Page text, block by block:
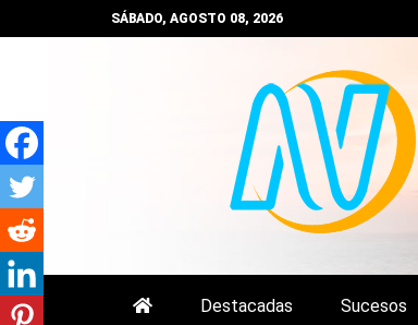
al
SÁBADO, AGOSTO 08, 2026
NOTICIAS DEL ZULIA,
Destacadas Sucesos